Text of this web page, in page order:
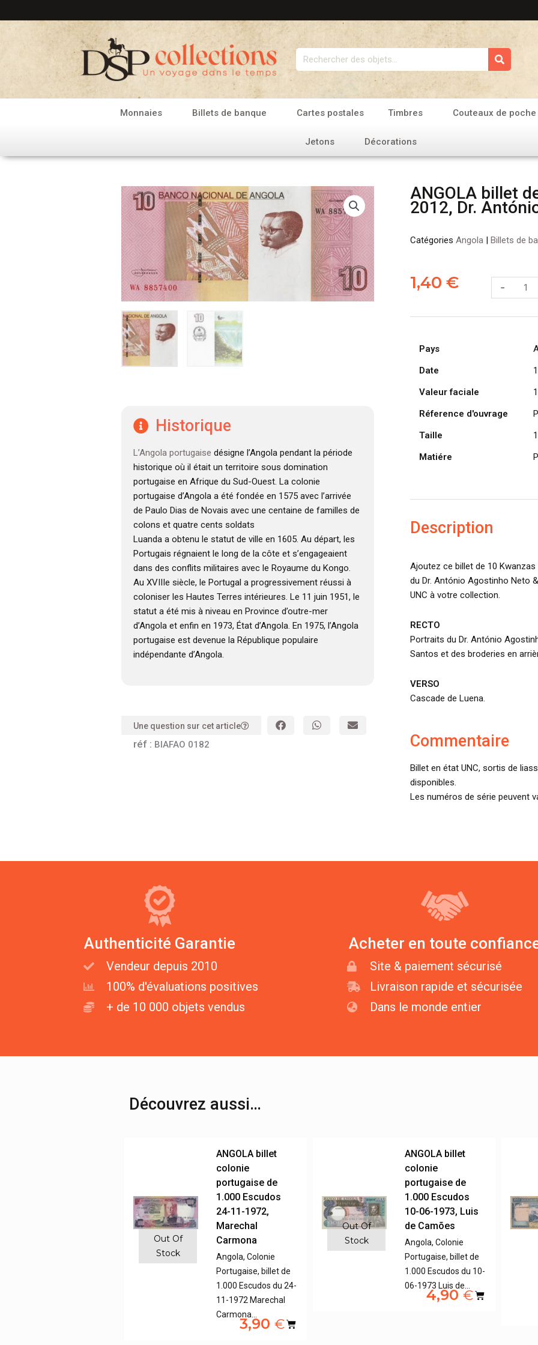
au
contenu
Rechercher
Monnaies Billets de banque Cartes postales Timbres Couteaux de poche
Jetons Décorations
Historique
L’Angola portugaise désigne l’Angola pendant la période
historique où il était un territoire sous domination
portugaise en Afrique du Sud-Ouest. La colonie
portugaise d’Angola a été fondée en 1575 avec l’arrivée
de Paulo Dias de Novais avec une centaine de familles de
colons et quatre cents soldats
Luanda a obtenu le statut de ville en 1605. Au départ, les
Portugais régnaient le long de la côte et s’engageaient
dans des conflits militaires avec le Royaume du Kongo.
Au XVIIIe siècle, le Portugal a progressivement réussi à
coloniser les Hautes Terres intérieures. Le 11 juin 1951, le
statut a été mis à niveau en Province d’outre-mer
d’Angola et enfin en 1973, État d’Angola. En 1975, l’Angola
portugaise est devenue la République populaire
indépendante d’Angola.
Une question sur cet article
réf : BIAFAO 0182
ANGOLA billet
2012, Dr.
Catégories Angola | Billets de
1,40 € -
de
ANGOLA
de
Pays
Date
Valeur faciale
Réference d'ouvrage
Taille
Matiére
Description
Ajoutez ce billet de 10
du Dr. António Agostinho Neto
UNC à votre collection.
RECTO
Portraits du Dr. António
Santos et des broderies en
VERSO
Cascade de Luena.
Commentaire
Billet en état UNC, sortis de
disponibles.
Les numéros de série peuvent
Authenticité Garantie
Vendeur depuis 2010
100% d'évaluations positives
+ de 10 000 objets vendus
Acheter en toute
Site & paiement sécurisé
Livraison rapide et sécurisée
Dans le monde entier
Découvrez aussi…
Out Of
Stock
ANGOLA billet
colonie
portugaise de
1.000 Escudos
24-11-1972,
Marechal
Carmona
Angola, Colonie
Portugaise, billet de
1.000 Escudos du 24-
11-1972 Marechal
Carmona…
3,90 €
Out Of
Stock
ANGOLA billet
colonie
portugaise de
1.000 Escudos
10-06-1973, Luis
de Camões
Angola, Colonie
Portugaise, billet de
1.000 Escudos du 10-
06-1973 Luis de…
4,90 €